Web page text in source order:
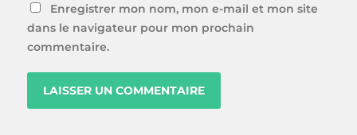
Enregistrer mon nom, mon e-mail et mon site
dans le navigateur pour mon prochain
commentaire.